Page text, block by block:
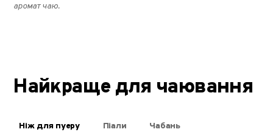
аромат чаю.
Найкраще для чаювання
Ніж для пуеру Піали Чабань